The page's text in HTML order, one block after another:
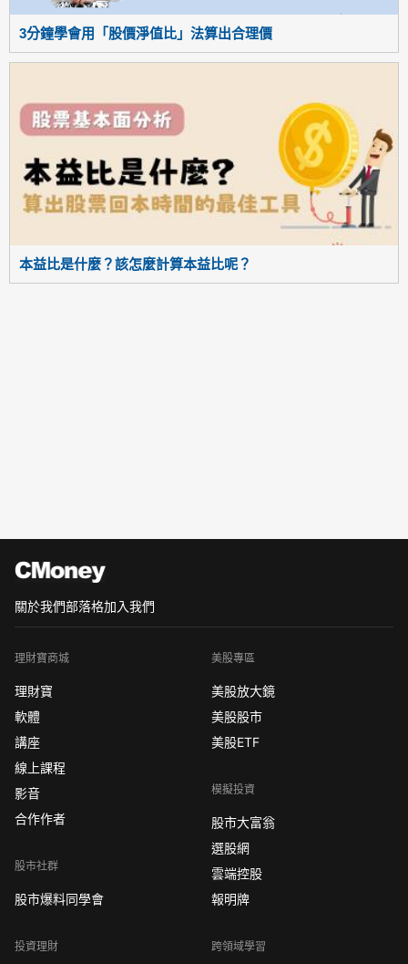
3分鐘學會用「股價淨值比」法算出合理價
本益比是什麼？該怎麼計算本益比呢？
關於我們部落格加入我們
理財寶商城
理財寶
軟體
講座
線上課程
影音
合作作者
股市社群
股市爆料同學會
投資理財
美股專區
美股放大鏡
美股股市
美股ETF
模擬投資
股市大富翁
選股網
雲端控股
報明牌
跨領域學習